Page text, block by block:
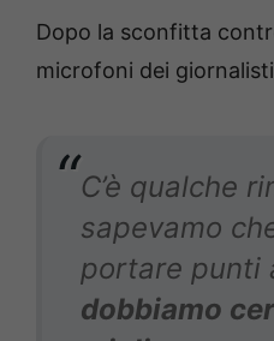
Dopo la sconfitta
microfoni dei giornalisti
C’è qualche
sapevamo
portare punti
dobbiamo